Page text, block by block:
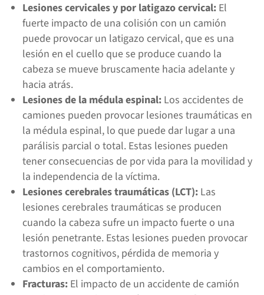
Lesiones cervicales y por latigazo cervical: El
fuerte impacto de una colisión con un camión
puede provocar un latigazo cervical, que es una
lesión en el cuello que se produce cuando la
cabeza se mueve bruscamente hacia adelante y
hacia atrás.
Lesiones de la médula espinal: Los accidentes de
camiones pueden provocar lesiones traumáticas en
la médula espinal, lo que puede dar lugar a una
parálisis parcial o total. Estas lesiones pueden
tener consecuencias de por vida para la movilidad y
la independencia de la víctima.
Lesiones cerebrales traumáticas (LCT): Las
lesiones cerebrales traumáticas se producen
cuando la cabeza sufre un impacto fuerte o una
lesión penetrante. Estas lesiones pueden provocar
trastornos cognitivos, pérdida de memoria y
cambios en el comportamiento.
Fracturas: El impacto de un accidente de camión